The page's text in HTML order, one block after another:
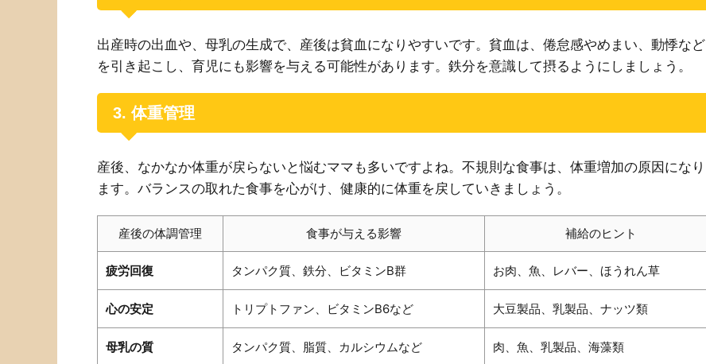
出産時の出血や、母乳の生成で、産後は貧血になりやすいです。貧血は、倦怠感やめまい、動悸など
を引き起こし、育児にも影響を与える可能性があります。鉄分を意識して摂るようにしましょう。
3. 体重管理
産後、なかなか体重が戻らないと悩むママも多いですよね。不規則な食事は、体重増加の原因になり
ます。バランスの取れた食事を心がけ、健康的に体重を戻していきましょう。
産後の体調管理 食事が与える影響 補給のヒント
疲労回復 タンパク質、鉄分、ビタミンB群 お肉、魚、レバー、ほうれん草
心の安定 トリプトファン、ビタミンB6など 大豆製品、乳製品、ナッツ類
母乳の質 タンパク質、脂質、カルシウムなど 肉、魚、乳製品、海藻類